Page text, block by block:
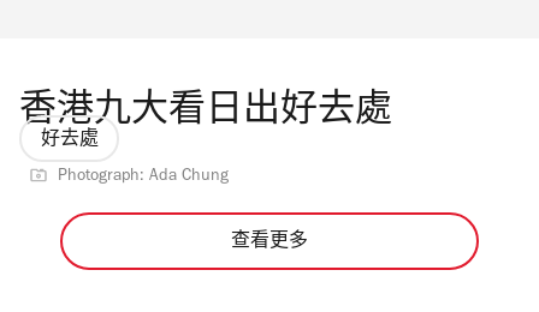
香港九大看日出好去處
好去處
Photograph: Ada Chung
查看更多